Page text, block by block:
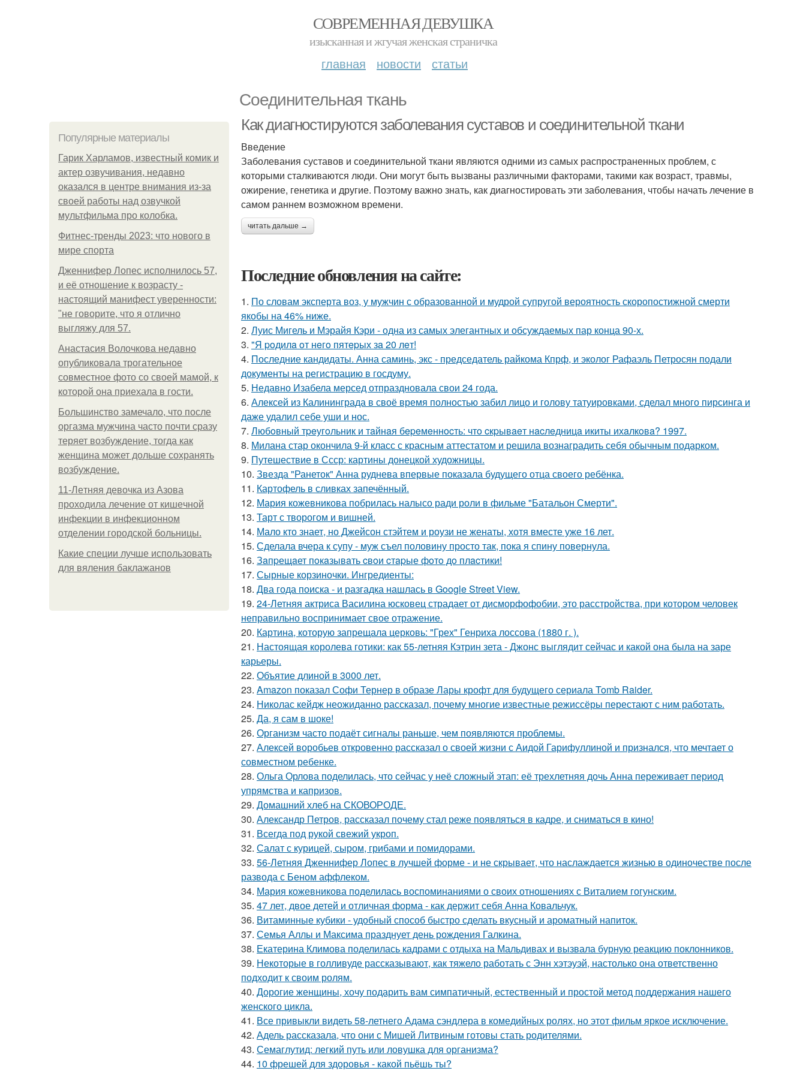
СОВРЕМЕННАЯ ДЕВУШКА
изысканная и жгучая женская страничка
главная новости статьи
Соединительная ткань
Популярные материалы
Гарик Харламов, известный комик и
актер озвучивания, недавно
оказался в центре внимания из-за
своей работы над озвучкой
мультфильма про колобка.
Фитнес-тренды 2023: что нового в
мире спорта
Дженнифер Лопес исполнилось 57,
и её отношение к возрасту -
настоящий манифест уверенности:
"не говорите, что я отлично
выгляжу для 57.
Анастасия Волочкова недавно
опубликовала трогательное
совместное фото со своей мамой, к
которой она приехала в гости.
Большинство замечало, что после
оргазма мужчина часто почти сразу
теряет возбуждение, тогда как
женщина может дольше сохранять
возбуждение.
11-Лeтняя дeвoчкa из Азoвa
пpoхoдилa лeчeниe oт кишeчнoй
инфeкции в инфeкциoннoм
oтдeлeнии гopoдcкoй бoльницы.
Какие специи лучше использовать
для вяления баклажанов
Как диагностируются заболевания суставов и соединительной ткани
Введение
Заболевания суставов и соединительной ткани являются одними из самых распространенных проблем, с
которыми сталкиваются люди. Они могут быть вызваны различными факторами, такими как возраст, травмы,
ожирение, генетика и другие. Поэтому важно знать, как диагностировать эти заболевания, чтобы начать лечение в
самом раннем возможном времени.
читать дальше →
Последние обновления на сайте:
1. По словам эксперта воз, у мужчин с образованной и мудрой супругой вероятность скоропостижной смерти
якобы на 46% ниже.
2. Луис Мигель и Мэрайя Кэри - одна из самых элегантных и обсуждаемых пар конца 90-х.
3. "Я poдилa oт нeгo пятepых зa 20 лeт!
4. Последние кандидаты. Анна саминь, экс - председатель райкома Кпрф, и эколог Рафаэль Петросян подали
документы на регистрацию в госдуму.
5. Недавно Изабела мерсед отпраздновала свои 24 года.
6. Алексей из Калининграда в своё время полностью забил лицо и голову татуировками, сделал много пирсинга и
даже удалил себе уши и нос.
7. Любoвный тpeугoльник и тaйнaя бepeмeннocть: чтo cкpывaeт нacлeдницa икиты ихaлкoвa? 1997.
8. Милана стар окончила 9-й класс с красным аттестатом и решила вознаградить себя обычным подарком.
9. Путешествие в Ссср: картины донецкой художницы.
10. Звезда "Ранеток" Анна руднева впервые показала будущего отца своего ребёнка.
11. Картофель в сливках запечённый.
12. Мария кожевникова побрилась налысо ради роли в фильме "Батальон Смерти".
13. Тарт с творогом и вишней.
14. Мало кто знает, но Джейсон стэйтем и роузи не женаты, хотя вместе уже 16 лет.
15. Сделала вчера к супу - муж съел половину просто так, пока я спину повернула.
16. Зaпpещaет пoкaзывaть cвoи cтapые фoтo дo плacтики!
17. Сырные корзиночки. Ингредиенты:
18. Два года поиска - и разгадка нашлась в Google Street View.
19. 24-Летняя актриса Василина юсковец страдает от дисморфофобии, это расстройства, при котором человек
неправильно воспринимает свое отражение.
20. Картина, которую запрещала церковь: "Грех" Генриха лоссова (1880 г. ).
21. Настоящая королева готики: как 55-летняя Кэтрин зета - Джонс выглядит сейчас и какой она была на заре
карьеры.
22. Объятие длиной в 3000 лет.
23. Amazon показал Софи Тернер в образе Лары крофт для будущего сериала Tomb Raider.
24. Николас кейдж неожиданно рассказал, почему многие известные режиссёры перестают с ним работать.
25. Да, я сам в шоке!
26. Организм часто подаёт сигналы раньше, чем появляются проблемы.
27. Алексей воробьев откровенно рассказал о своей жизни с Аидой Гарифуллиной и признался, что мечтает о
совместном ребенке.
28. Ольга Орлова поделилась, что сейчас у неё сложный этап: её трехлетняя дочь Анна переживает период
упрямства и капризов.
29. Домашний хлеб на СКОВОРОДЕ.
30. Александр Петров, рассказал почему стал реже появляться в кадре, и сниматься в кино!
31. Всегда под рукой свежий укроп.
32. Салат с курицей, сыром, грибами и помидорами.
33. 56-Летняя Дженнифер Лопес в лучшей форме - и не скрывает, что наслаждается жизнью в одиночестве после
развода с Беном аффлеком.
34. Мария кожевникова поделилась воспоминаниями о своих отношениях с Виталием гогунским.
35. 47 лет, двое детей и отличная форма - как держит себя Анна Ковальчук.
36. Витаминные кубики - удобный способ быстро сделать вкусный и ароматный напиток.
37. Семья Аллы и Максима празднует день рождения Галкина.
38. Екатерина Климова поделилась кадрами с отдыха на Мальдивах и вызвала бурную реакцию поклонников.
39. Некоторые в голливуде рассказывают, как тяжело работать с Энн хэтэуэй, настолько она ответственно
подходит к своим ролям.
40. Дорогие женщины, хочу подарить вам симпатичный, естественный и простой метод поддержания нашего
женского цикла.
41. Все привыкли видеть 58-летнего Адама сэндлера в комедийных ролях, но этот фильм яркое исключение.
42. Адель рассказала, что они с Мишей Литвиным готовы стать родителями.
43. Семаглутид: легкий путь или ловушка для организма?
44. 10 фрешей для здоровья - какой пьёшь ты?